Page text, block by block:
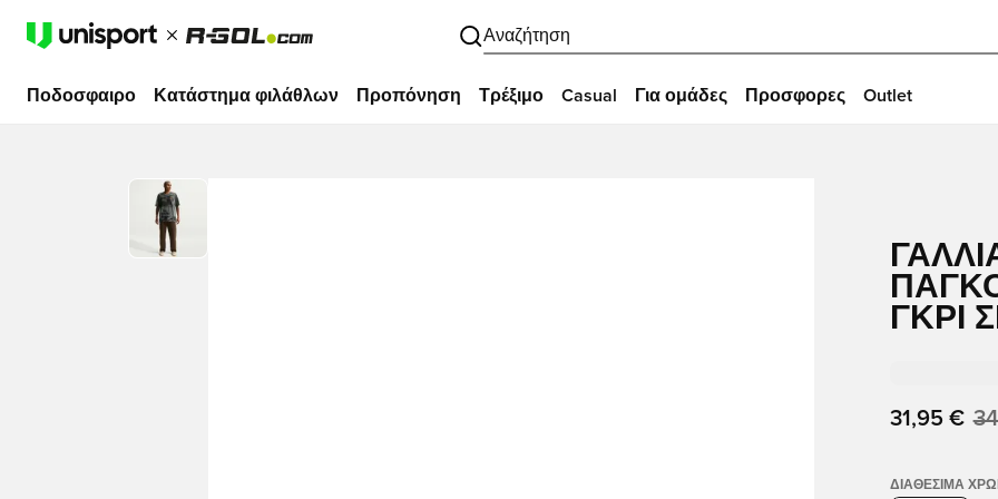
Αναζήτηση
Ποδοσφαιρο Κατάστημα φιλάθλων Προπόνηση Τρέξιμο Casual Για ομάδες Προσφορες Outlet
ΓΚΡΙ
31,95 €
ΔΙΑΘΈΣΙΜΑ